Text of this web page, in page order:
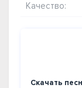
Качество:
Скачать